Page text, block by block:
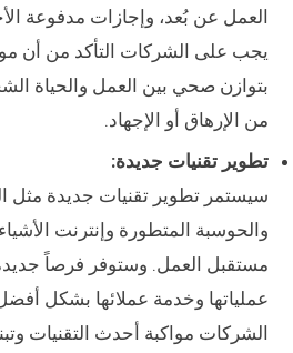
العمل عن بُعد، وإجازات مدفوعة
يجب على الشركات التأكد من أن
بتوازن صحي بين العمل والحياة
من الإرهاق أو الإجهاد.
تطوير تقنيات جديدة:
سيستمر تطوير تقنيات جديدة مثل
والحوسبة المتطورة وإنترنت
مستقبل العمل. وستوفر فرصاً
عملياتها وخدمة عملائها بشكل
الشركات مواكبة أحدث التقنيات